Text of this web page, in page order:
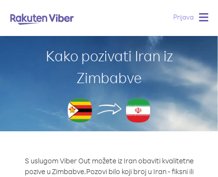
Prijava
Kako pozivati Iran iz
Zimbabve
S uslugom Viber Out možete iz Iran obaviti kvalitetne
pozive u Zimbabve.Pozovi bilo koji broj u Iran - fiksni ili